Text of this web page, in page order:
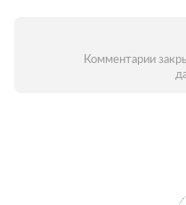
Комментарии